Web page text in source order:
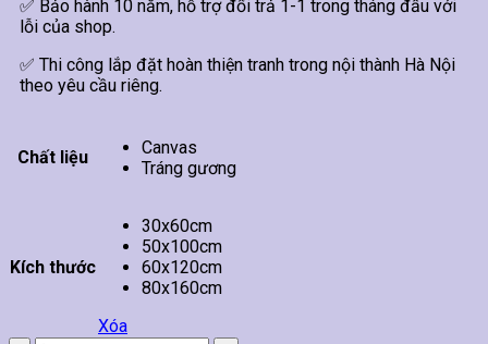
✅ Bảo hành 10 năm, hỗ trợ đổi trả 1-1 trong tháng đầu với
lỗi của shop.
✅ Thi công lắp đặt hoàn thiện tranh trong nội thành Hà Nội
theo yêu cầu riêng.
Chất liệu
Canvas
Tráng gương
Kích thước
30x60cm
50x100cm
60x120cm
80x160cm
Xóa